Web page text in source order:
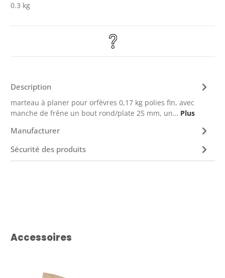
0.3 kg
Description
marteau à planer pour orfèvres 0,17 kg polies fin, avec
manche de frêne un bout rond/plate 25 mm, un… Plus
Manufacturer
Sécurité des produits
Ignorer la galerie de produits
Accessoires